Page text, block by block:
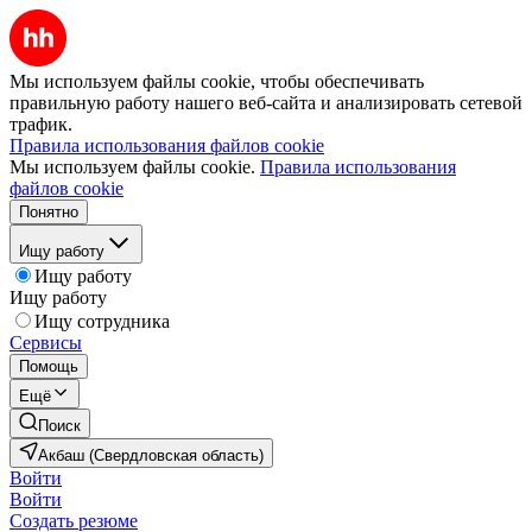
Мы используем файлы cookie, чтобы обеспечивать
правильную работу нашего веб-сайта и анализировать сетевой
трафик.
Правила использования файлов cookie
Мы используем файлы cookie. Правила использования
файлов cookie
Понятно
Ищу работу
Ищу работу
Ищу работу
Ищу сотрудника
Сервисы
Помощь
Ещё
Поиск
Акбаш (Свердловская область)
Войти
Войти
Создать резюме